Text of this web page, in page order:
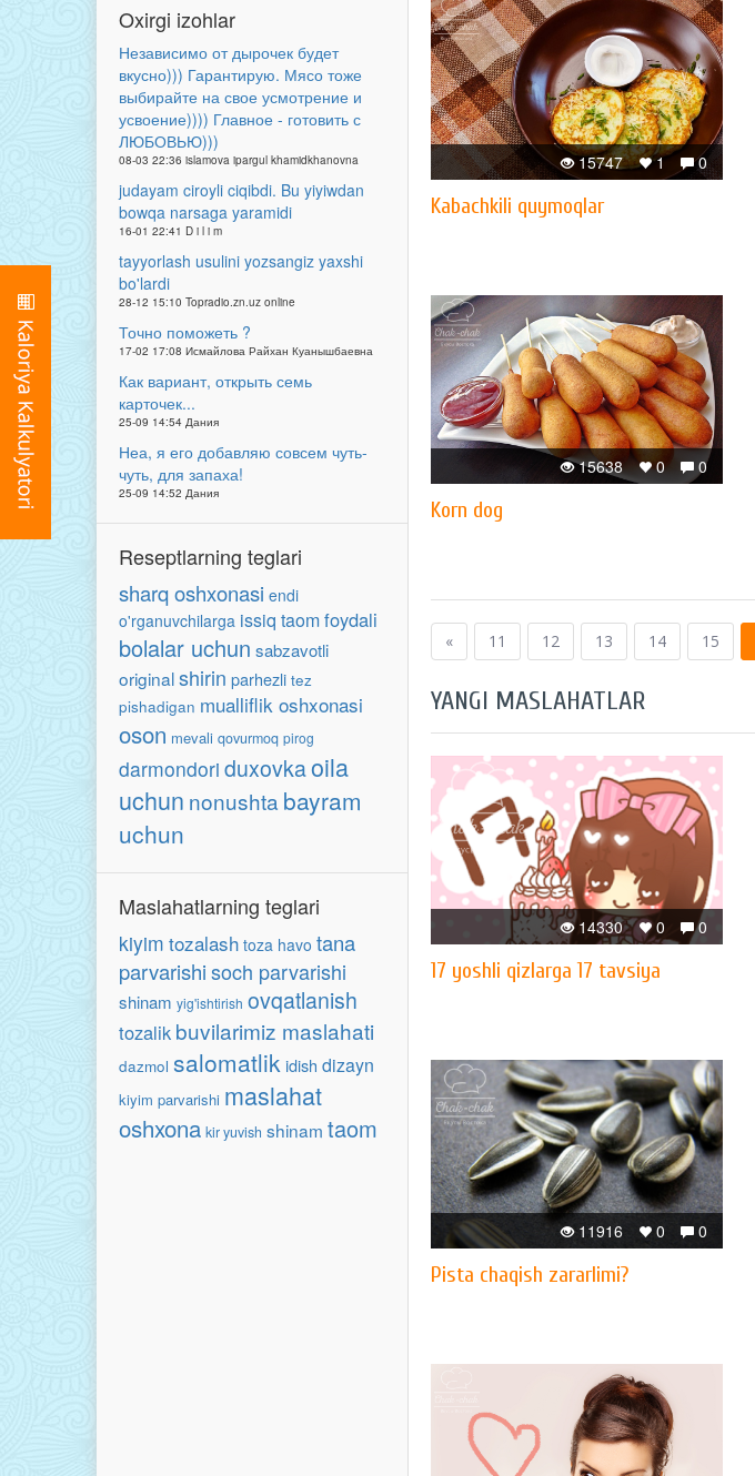
Oxirgi izohlar
Независимо от дырочек будет
вкусно))) Гарантирую. Мясо тоже
выбирайте на свое усмотрение и
усвоение)))) Главное - готовить с
ЛЮБОВЬЮ)))
08-03 22:36 islamova ipargul khamidkhanovna
judayam ciroyli ciqibdi. Bu yiyiwdan
bowqa narsaga yaramidi
16-01 22:41 D i l i m
tayyorlash usulini yozsangiz yaxshi
bo'lardi
28-12 15:10 Topradio.zn.uz online
Точно поможеть ?
17-02 17:08 Исмайлова Райхан Куанышбаевна
Как вариант, открыть семь
карточек...
25-09 14:54 Дания
Неа, я его добавляю совсем чуть-
чуть, для запаха!
25-09 14:52 Дания
Reseptlarning teglari
sharq oshxonasi endi
o'rganuvchilarga issiq taomfoydali
bolalar uchun sabzavotli
originalshirin parhezli tez
pishadigan mualliflik oshxonasi
oson mevali qovurmoq pirog
darmondori duxovkaoila
uchun nonushta bayram
uchun
Maslahatlarning teglari
kiyim tozalash toza havo tana
parvarishisoch parvarishi
shinam yig'ishtirish ovqatlanish
tozalik buvilarimiz maslahati
dazmol salomatlikidish dizayn
kiyim parvarishi maslahat
oshxona kir yuvish shinam taom
0
1
15747
Kabachkili quymoqlar
0
0
15638
Korn dog
« 11 12 13 14 15
YANGI MASLAHATLAR
0
0
14330
17 yoshli qizlarga 17 tavsiya
0
0
11916
Pista chaqish zararlimi?